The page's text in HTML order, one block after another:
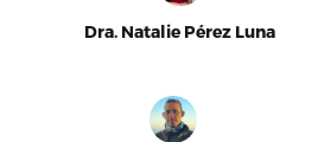
Dra. Natalie Pérez Luna